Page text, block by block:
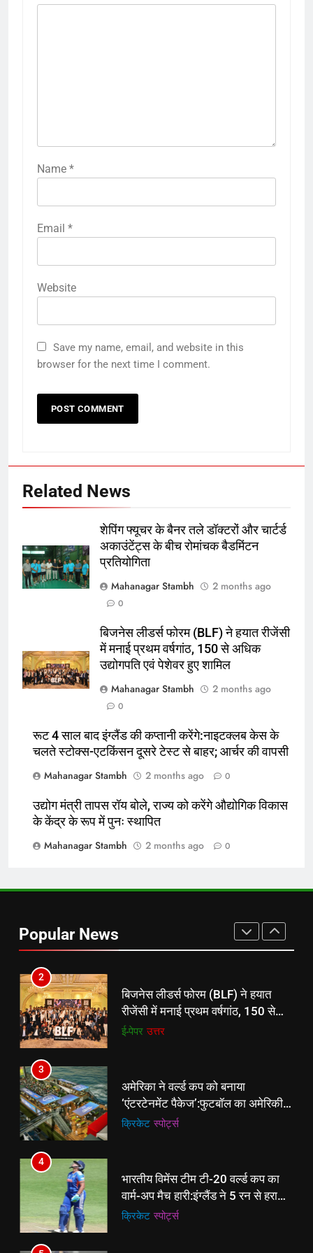
Name *
Email *
Website
Save my name, email, and website in this
browser for the next time I comment.
Related News
शेपिंग फ्यूचर के बैनर तले डॉक्टरों और चार्टर्ड
अकाउंटेंट्स के बीच रोमांचक बैडमिंटन
प्रतियोगिता
Mahanagar Stambh
2 months ago
0
बिजनेस लीडर्स फोरम (BLF) ने हयात रीजेंसी
में मनाई प्रथम वर्षगांठ, 150 से अधिक
उद्योगपति एवं पेशेवर हुए शामिल
Mahanagar Stambh
2 months ago
0
रूट 4 साल बाद इंग्लैंड की कप्तानी करेंगे:नाइटक्लब केस के
चलते स्टोक्स-एटकिंसन दूसरे टेस्ट से बाहर; आर्चर की वापसी
Mahanagar Stambh
2 months ago 0
उद्योग मंत्री तापस रॉय बोले, राज्य को करेंगे औद्योगिक विकास
के केंद्र के रूप में पुनः स्थापित
Mahanagar Stambh
2 months ago 0
Popular News
रूट 4 साल बाद इंग्लैंड की कप्तानी
करेंगे:नाइटक्लब केस के चलते स्टोक्स-
एटकिंसन दूसरे टेस्ट से बाहर; आर्चर की
वापसी
क्रिकेट
अररिया में ‘जीरो ऑफिस डे’ अभियान
शुरू:उप विकास आयुक्त ने ग्रामीणों से जॉब
कार्ड बनाने की अपील, कल भी आयोजन
पूर्व राज्य
बहा:दर्जनों गांवों का संपर्क टूटा, 12 KM
लंबी दूरी तय कर रहे लोग
पूर्व राज्य
रूट 4 साल बाद इंग्लैंड की कप्तानी
करेंगे:नाइटक्लब केस के चलते स्टोक्स-
एटकिंसन दूसरे टेस्ट से बाहर; आर्चर की
न्यूज़
चार्टर्ड अकाउंटेंट्स के बीच रोमांचक
2
बिजनेस लीडर्स फोरम (BLF) ने हयात
रीजेंसी में मनाई प्रथम वर्षगांठ, 150 से
अधिक उद्योगपति एवं पेशेवर हुए शामिल
ई-पेपर उत्तर
3
अमेरिका ने वर्ल्ड कप को बनाया
‘एंटरटेनमेंट पैकेज’:फुटबॉल का अमेरिकी
मेकओवर, कई मेगा कॉन्सर्ट; मशहूर हस्तियों
क्रिकेट ‎स्पोर्ट्स
4
भारतीय विमेंस टीम टी-20 वर्ल्ड कप का
वार्म-अप मैच हारी:इंग्लैंड ने 5 रन से हराया;
ऋचा घोष की फिफ्टी बेकार
क्रिकेट ‎स्पोर्ट्स